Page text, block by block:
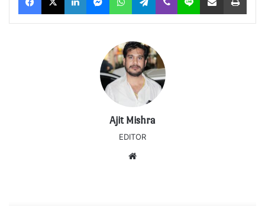
Ajit Mishra
EDITOR